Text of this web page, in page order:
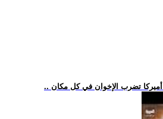
تضرب الإخوان في كل مكان